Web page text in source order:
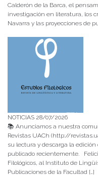
Calderón de la Barca, el
investigación en literatura, los
Navarra y las proyecciones de
NOTICIAS 28/07/2026
📚 Anunciamos a nuestra
Revistas UACh (http://
su lectura y descarga la edición
publicado recientemente.
Filológicos, al Instituto de
Publicaciones de la Facultad […]